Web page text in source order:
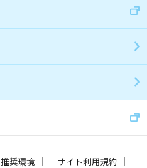
推奨環境 サイト利用規約